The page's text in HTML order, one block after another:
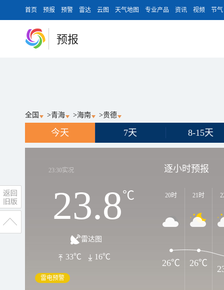
首页 预报 预警 雷达 云图 天气地图 专业产品 资讯 视频 节气
预报
全国 >青海 >海南 >贵德
今天 7天 8-15天
23:30实况
23.8℃
雷达图
33℃ 16℃
雷电预警
逐小时预报
20时 21时
26℃ 26℃